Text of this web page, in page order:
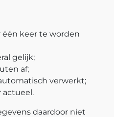
keer te worden
gelijk;
af;
verwerkt;
actueel.
daardoor niet